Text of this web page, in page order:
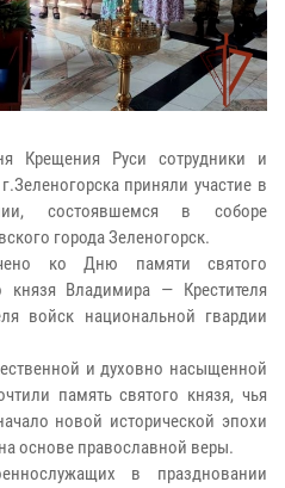
Крещения Руси сотрудники и
приняли участие в
состоявшемся в соборе
города Зеленогорск.
ко Дню памяти святого
князя Владимира — Крестителя
войск национальной гвардии
и духовно насыщенной
память святого князя, чья
новой исторической эпохи
основе православной веры.
в праздновании